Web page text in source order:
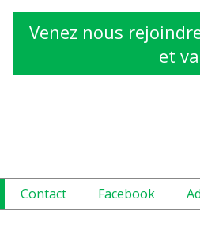
Venez nous
et
Contact Facebook